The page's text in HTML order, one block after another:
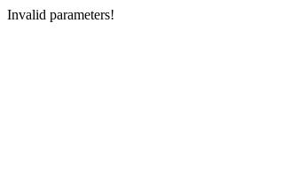
Invalid parameters!